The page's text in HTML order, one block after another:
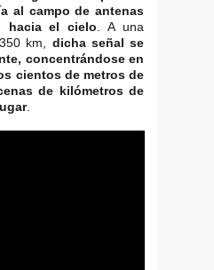
al campo de antenas
hacia el cielo. A una
km, dicha señal se
concentrándose en
cientos de metros de
de kilómetros de
.